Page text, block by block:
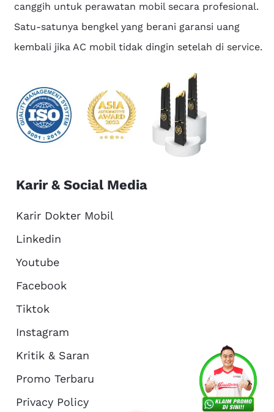
About Us
canggih untuk perawatan mobil secara profesional.
Satu-satunya bengkel yang berani garansi uang
kembali jika AC mobil tidak dingin setelah di service.
Karir & Social Media
Karir Dokter Mobil
Linkedin
Youtube
Facebook
Tiktok
Instagram
Kritik & Saran
Promo Terbaru
Privacy Policy